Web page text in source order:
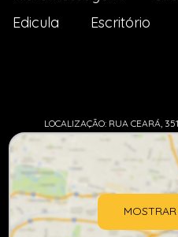
Edicula
Escritório
LOCALIZAÇÃO: RUA CEARÁ,